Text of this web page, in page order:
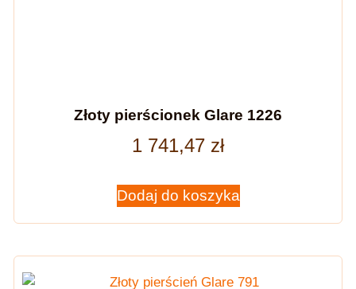
Złoty pierścionek Glare 1226
1 741,47 zł
Dodaj do koszyka